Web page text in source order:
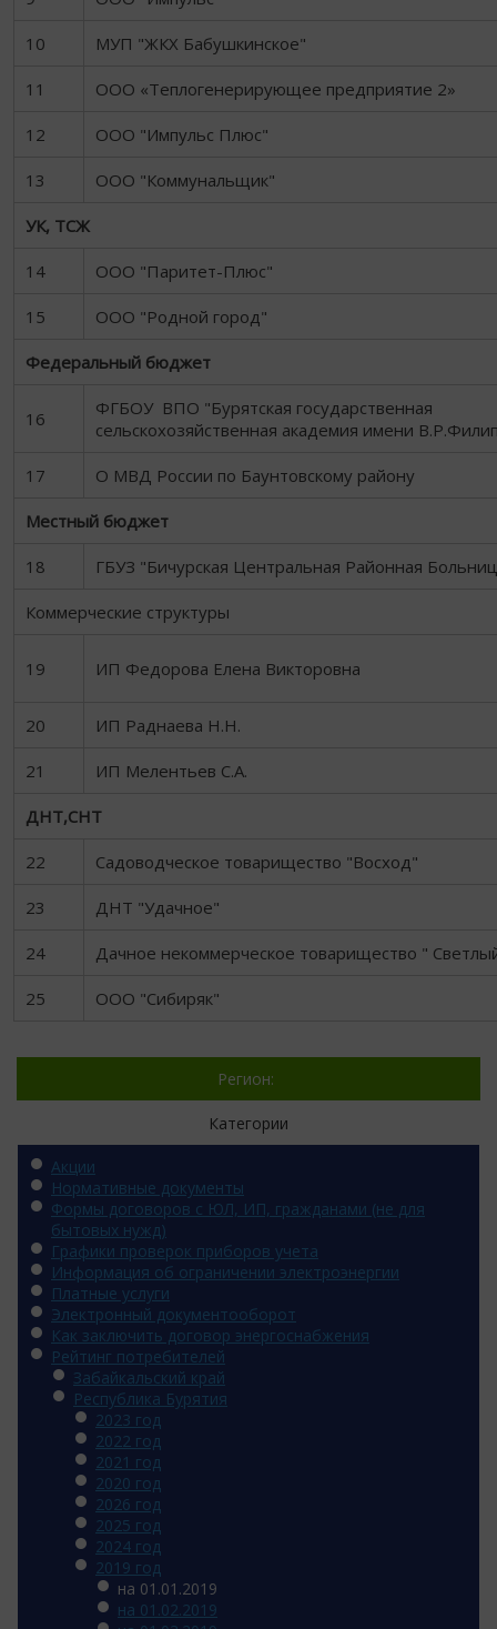
10 МУП "ЖКХ Бабушкинское"
11 ООО «Теплогенерирующее предприятие 2»
12 ООО "Импульс Плюс"
13 ООО "Коммунальщик"
УК, ТСЖ
14 ООО "Паритет-Плюс"
15 ООО "Родной город"
Федеральный бюджет
16
ФГБОУ ВПО "Бурятская государственная
сельскохозяйственная академия имени
17 О МВД России по Баунтовскому району
Местный бюджет
18 ГБУЗ "Бичурская Центральная Районная
Коммерческие структуры
19 ИП Федорова Елена Викторовна
20 ИП Раднаева Н.Н.
21 ИП Мелентьев С.А.
ДНТ,СНТ
22 Садоводческое товарищество "Восход"
23 ДНТ "Удачное"
24 Дачное некоммерческое товарищество "
25 ООО "Сибиряк"
Регион:
Категории
Акции
Нормативные документы
Формы договоров с ЮЛ, ИП, гражданами (не для
бытовых нужд)
Графики проверок приборов учета
Информация об ограничении электроэнергии
Платные услуги
Электронный документооборот
Как заключить договор энергоснабжения
Рейтинг потребителей
Забайкальский край
Республика Бурятия
2023 год
2022 год
2021 год
2020 год
2026 год
2025 год
2024 год
2019 год
на 01.01.2019
на 01.02.2019